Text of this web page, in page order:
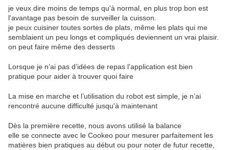
je veux dire moins de temps qu'à normal, en plus trop bon est
l'avantage pas besoin de surveiller la cuisson.
je peux cuisiner toutes sortes de plats, même les plats qui me
semblaient un peu longs et compliqués deviennent un vrai plaisir.
on peut faire même des desserts
Lorsque je n’ai pas d’idées de repas l’application est bien
pratique pour aider à trouver quoi faire
La mise en marche et l’utilisation du robot est simple, je n’ai
rencontré aucune difficulté jusqu'à maintenant
Dès la première recette, nous avons utilisé la balance
elle se connecte avec le Cookeo pour mesurer parfaitement les
matières bien pratiques au début ou pour noter de futur recette,